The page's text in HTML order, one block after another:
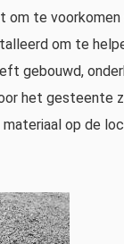
om te
om te
gebouwd,
het gesteente
op de